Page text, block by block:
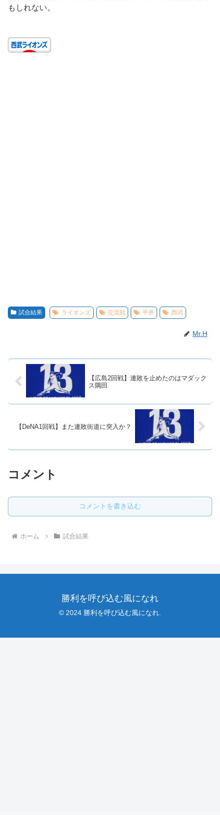
もしれない。
試合結果 ライオンズ 交流戦 平井 西武
Mr.H
【広島2回戦】連敗を止めたのはマダック
ス隅田
【DeNA1回戦】また連敗街道に突入か？
コメント
コメントを書き込む
ホーム 試合結果
勝利を呼び込む風になれ
© 2024 勝利を呼び込む風になれ.